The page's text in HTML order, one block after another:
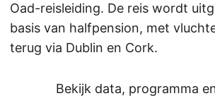
Oad-reisleiding. De reis wordt
basis van halfpension, met
terug via Dublin en Cork.
Bekijk data, programma